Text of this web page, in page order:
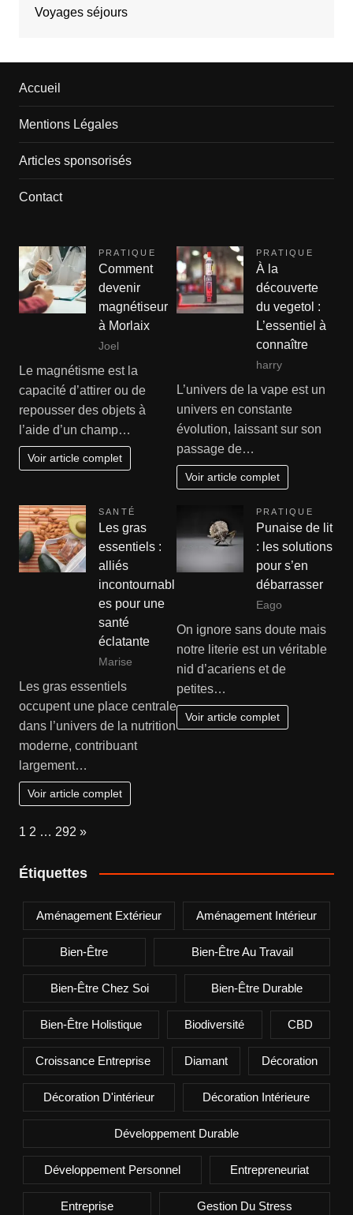
Voyages séjours
Accueil
Mentions Légales
Articles sponsorisés
Contact
PRATIQUE
Comment
devenir
magnétiseur
à Morlaix
Joel
Le magnétisme est la
capacité d’attirer ou de
repousser des objets à
l’aide d’un champ…
Voir article complet
PRATIQUE
À la
découverte
du vegetol :
L’essentiel à
connaître
harry
L’univers de la vape est un
univers en constante
évolution, laissant sur son
passage de…
Voir article complet
SANTÉ
Les gras
essentiels :
alliés
incontournabl
es pour une
santé
éclatante
Marise
Les gras essentiels
occupent une place centrale
dans l’univers de la nutrition
moderne, contribuant
largement…
Voir article complet
PRATIQUE
Punaise de lit
: les solutions
pour s’en
débarrasser
Eago
On ignore sans doute mais
notre literie est un véritable
nid d’acariens et de
petites…
Voir article complet
Page:
1 2 … 292 Next
»
Étiquettes
Aménagement Extérieur Aménagement Intérieur
Bien-Être Bien-Être Au Travail
Bien-Être Chez Soi Bien-Être Durable
Bien-Être Holistique Biodiversité CBD
Croissance Entreprise Diamant Décoration
Décoration D'intérieur Décoration Intérieure
Développement Durable
Développement Personnel Entrepreneuriat
Entreprise Gestion Du Stress